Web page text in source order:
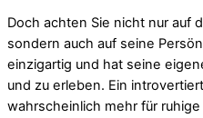
Doch achten Sie nicht nur auf
sondern auch auf seine
einzigartig und hat seine
und zu erleben. Ein
wahrscheinlich mehr für